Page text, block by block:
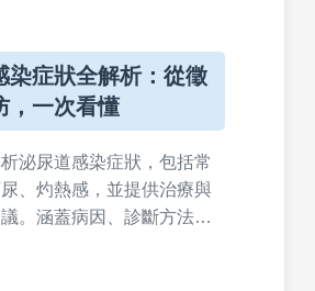
染症狀全解析：從徵
，一次看懂
泌尿道感染症狀，包括常
、灼熱感，並提供治療與
。涵蓋病因、診斷方法及
識，避免復發。